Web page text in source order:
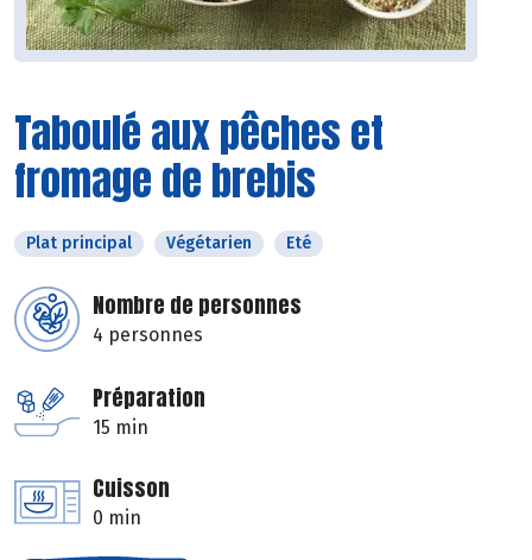
Taboulé aux pêches et
fromage de brebis
Plat principal Végétarien Eté
Nombre de personnes
4 personnes
Préparation
15 min
Cuisson
0 min